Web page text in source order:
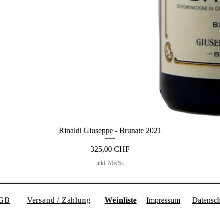
Rinaldi Giuseppe - Brunate 2021
Preis
325,00 CHF
inkl. MwSt.
Versand / Zahlung Weinliste Impressum